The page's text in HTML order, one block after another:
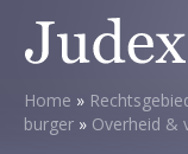
Home »
burger » Overheid &